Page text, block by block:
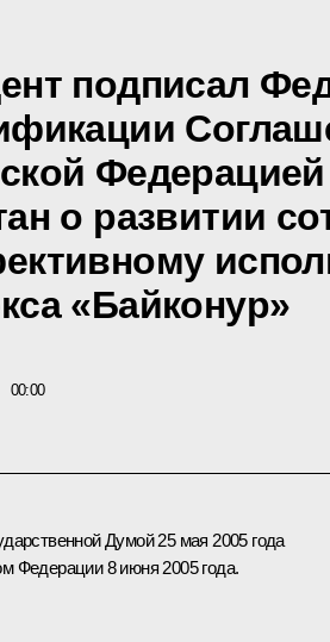
подписал
о развитии
«Байконур»
00:00
Думой 25 мая 2005 года
Федерации 8 июня 2005 года.